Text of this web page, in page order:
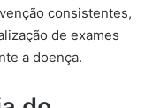
consistentes,
de exames
a doença.